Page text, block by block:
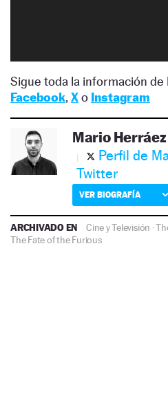
Sigue toda la información de
Facebook, Xo Instagram
Mario Herráez
Perfil de
Twitter
VER BIOGRAFÍA
ARCHIVADO EN Cine y Televisión ·
The Fate of the Furious